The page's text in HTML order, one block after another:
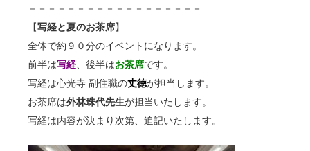
－－－－－－－－－－－－－－－－－－
【写経と夏のお茶席】
全体で約９０分のイベントになります。
前半は写経 、後半はお茶席です。
写経は心光寺 副住職の丈徳が担当します。
お茶席は外林珠代先生が担当いたします。
写経は内容が決まり次第、追記いたします。